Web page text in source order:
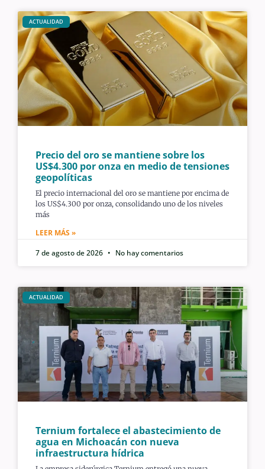
ACTUALIDAD
Precio del oro se mantiene sobre los
US$4.300 por onza en medio de tensiones
geopolíticas
El precio internacional del oro se mantiene por encima de
los US$4.300 por onza, consolidando uno de los niveles
más
LEER MÁS »
7 de agosto de 2026
No hay comentarios
ACTUALIDAD
Ternium fortalece el abastecimiento de
agua en Michoacán con nueva
infraestructura hídrica